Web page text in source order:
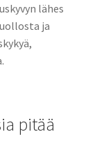
lähes
ja
pitää